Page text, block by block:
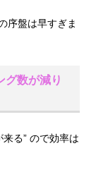
序盤は早すぎま
グ数が減り
る” ので効率は